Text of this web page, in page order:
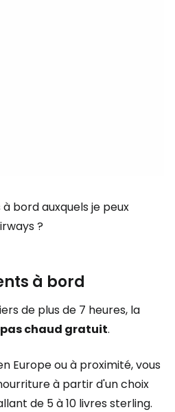
bord auxquels je peux
?
à bord
de plus de 7 heures, la
chaud gratuit.
Europe ou à proximité, vous
à partir d'un choix
de 5 à 10 livres sterling.